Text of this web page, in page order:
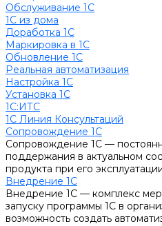
Обслуживание 1С
1С из дома
Доработка 1С
Маркировка в 1С
Обновление 1С
Реальная автоматизация
Настройка 1С
Установка 1С
1С:ИТС
1С Линия Консультаций
Сопровождение 1С
Сопровождение 1С —
поддержания в актуальном
продукта при его
Внедрение 1С
Внедрение 1С — комплекс
запуску программы 1С в
возможность создать